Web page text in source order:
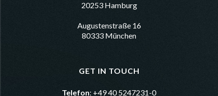
20253 Hamburg
Augustenstraße 16
80333 München
GET IN TOUCH
Telefon: +49 40 5247231-0